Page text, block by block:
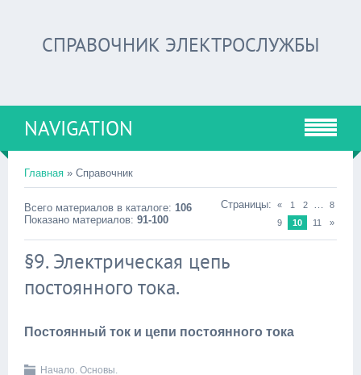
СПРАВОЧНИК ЭЛЕКТРОСЛУЖБЫ
NAVIGATION
Главная » Справочник
Всего материалов в каталоге: 106
Показано материалов: 91-100
Страницы: « 1 2 …
8
9
10 11 »
§9. Электрическая цепь
постоянного тока.
Постоянный ток и цепи постоянного тока
Начало. Основы.